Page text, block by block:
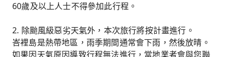
60歲及以上人士不得參加此行程。
2. 除颱風級惡劣天氣外，本次旅行將按計畫進行。
峇裡島是熱帶地區，雨季期間通常會下雨，然後放晴。
如果因天氣原因導致行程無法進行，當地業者會與您聯